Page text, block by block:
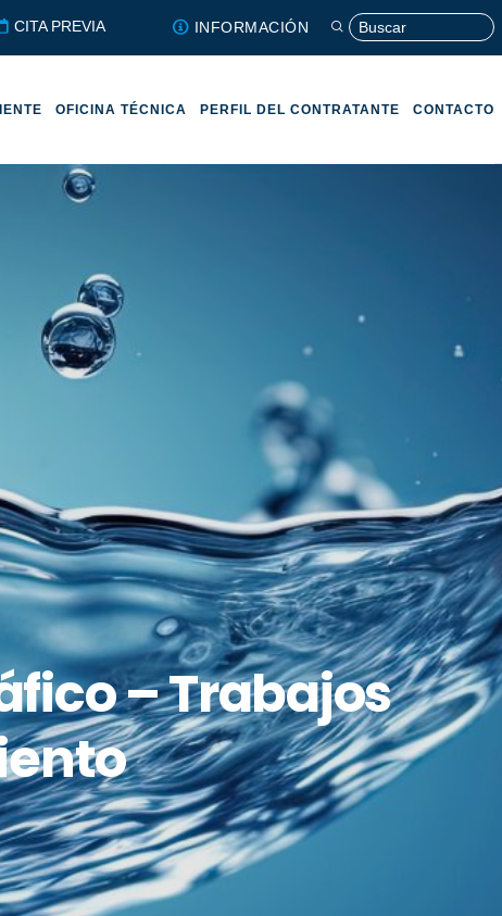
CITA PREVIA INFORMACIÓN
OFICINA TÉCNICA PERFIL DEL CONTRATANTE CONTACTO
– Trabajos